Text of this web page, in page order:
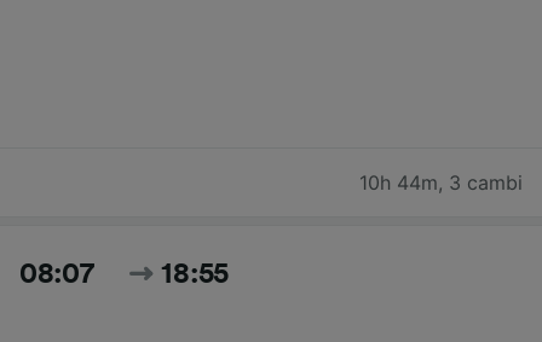
10h 44m, 3 cambi
08:07 18:55